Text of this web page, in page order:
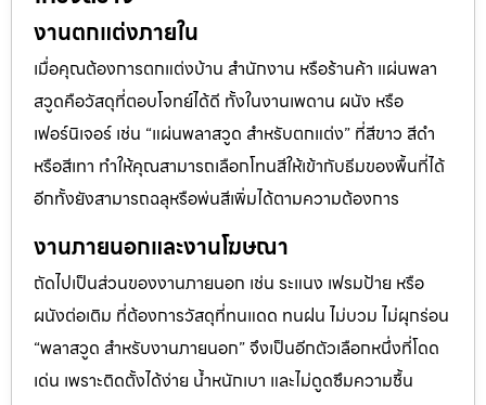
งานตกแต่งภายใน
เมื่อคุณต้องการตกแต่งบ้าน สำนักงาน หรือร้านค้า แผ่นพลา
สวูดคือวัสดุที่ตอบโจทย์ได้ดี ทั้งในงานเพดาน ผนัง หรือ
เฟอร์นิเจอร์ เช่น “แผ่นพลาสวูด สำหรับตกแต่ง” ที่สีขาว สีดำ
หรือสีเทา ทำให้คุณสามารถเลือกโทนสีให้เข้ากับธีมของพื้นที่ได้
อีกทั้งยังสามารถฉลุหรือพ่นสีเพิ่มได้ตามความต้องการ
งานภายนอกและงานโฆษณา
ถัดไปเป็นส่วนของงานภายนอก เช่น ระแนง เฟรมป้าย หรือ
ผนังต่อเติม ที่ต้องการวัสดุที่ทนแดด ทนฝน ไม่บวม ไม่ผุกร่อน
“พลาสวูด สำหรับงานภายนอก” จึงเป็นอีกตัวเลือกหนึ่งที่โดด
เด่น เพราะติดตั้งได้ง่าย น้ำหนักเบา และไม่ดูดซึมความชื้น